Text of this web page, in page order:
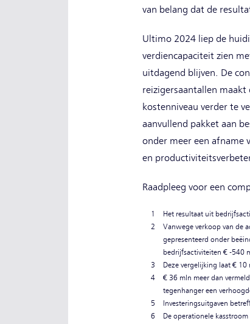
van belang dat de
Ultimo 2024 liep de
verdiencapaciteit zien
uitdagend blijven. De
reizigersaantallen
kostenniveau verder te
aanvullend pakket aan
onder meer een afname
en
Raadpleeg voor een
1
Het resultaat uit
2
Vanwege verkoop van de
gepresenteerd onder
bedrijfsactiviteiten € -540
3
Deze vergelijking laat €
4
€ 36 mln meer dan
tegenhanger een
5
Investeringsuitgaven
6
De operationele